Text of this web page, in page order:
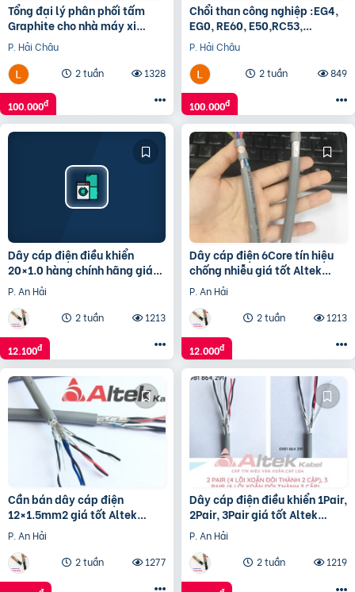
Tổng đại lý phân phối tấm
Graphite cho nhà máy xi
măng
P. Hải Châu
2 tuần
1328
100.000đ
Chổi than công nghiệp :EG4,
EG0, RE60, E50,RC53,
KD5883K…
P. Hải Châu
2 tuần
849
100.000đ
Dây cáp điện điều khiển
20×1.0 hàng chính hãng giá
tốt
P. An Hải
2 tuần
1213
12.100đ
Dây cáp điện 6Core tín hiệu
chống nhiễu giá tốt Altek
kabel
P. An Hải
2 tuần
1213
12.000đ
Cần bán dây cáp điện
12×1.5mm2 giá tốt Altek
Kabel
P. An Hải
2 tuần
1277
Dây cáp điện điều khiển 1Pair,
2Pair, 3Pair giá tốt Altek
Kabel
P. An Hải
2 tuần
1219